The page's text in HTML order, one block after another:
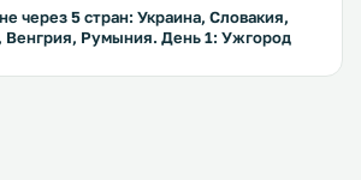
через 5 стран: Украина, Словакия,
Венгрия, Румыния. День 1: Ужгород